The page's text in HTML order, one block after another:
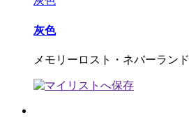
灰色
メモリーロスト・ネバーランド